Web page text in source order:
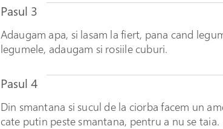
Pasul 3
Adaugam apa, si lasam la fiert, pana cand
legumele, adaugam si rosiile cuburi.
Pasul 4
Din smantana si sucul de la ciorba facem un
cate putin peste smantana, pentru a nu se taia.